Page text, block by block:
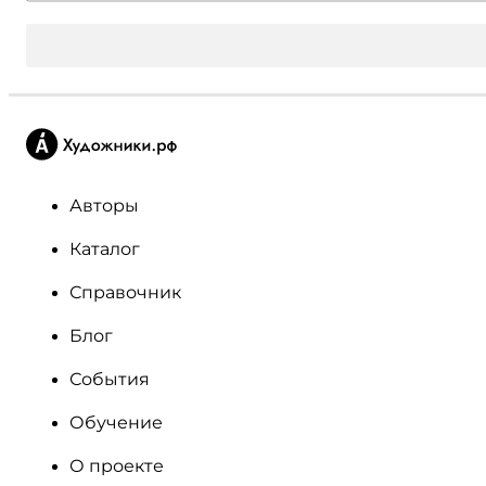
Авторы
Каталог
Справочник
Блог
События
Обучение
О проекте